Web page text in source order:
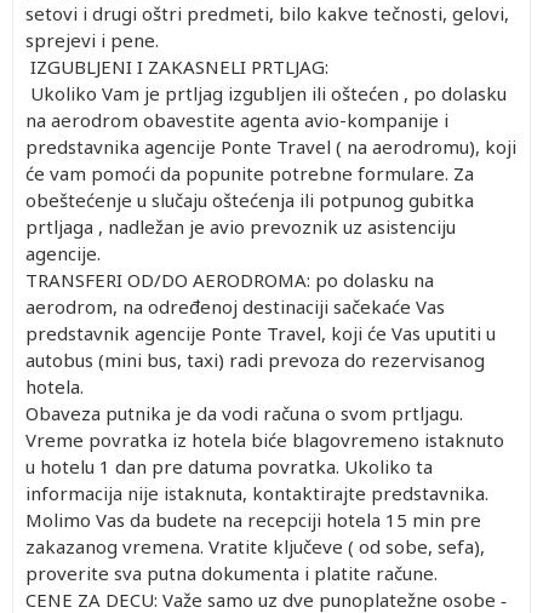
setovi i drugi oštri predmeti, bilo kakve tečnosti, gelovi,
sprejevi i pene.
IZGUBLJENI I ZAKASNELI PRTLJAG:
Ukoliko Vam je prtljag izgubljen ili oštećen , po dolasku
na aerodrom obavestite agenta avio-kompanije i
predstavnika agencije Ponte Travel ( na aerodromu), koji
će vam pomoći da popunite potrebne formulare. Za
obeštećenje u slučaju oštećenja ili potpunog gubitka
prtljaga , nadležan je avio prevoznik uz asistenciju
agencije.
TRANSFERI OD/DO AERODROMA: po dolasku na
aerodrom, na određenoj destinaciji sačekaće Vas
predstavnik agencije Ponte Travel, koji će Vas uputiti u
autobus (mini bus, taxi) radi prevoza do rezervisanog
hotela.
Obaveza putnika je da vodi računa o svom prtljagu.
Vreme povratka iz hotela biće blagovremeno istaknuto
u hotelu 1 dan pre datuma povratka. Ukoliko ta
informacija nije istaknuta, kontaktirajte predstavnika.
Molimo Vas da budete na recepciji hotela 15 min pre
zakazanog vremena. Vratite ključeve ( od sobe, sefa),
proverite sva putna dokumenta i platite račune.
CENE ZA DECU: Važe samo uz dve punoplatežne osobe ‐